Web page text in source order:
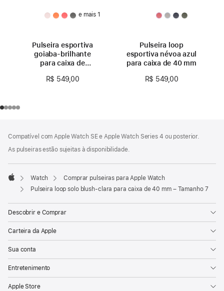
e mais 1
Pulseira esportiva
goiaba-brilhante
para caixa de
R$ 549,00
Pulseira loop
esportiva névoa azul
para caixa de 40 mm
R$ 549,00
de
rodapé
Compatível com Apple Watch SE e Apple Watch Series 4 ou posterior.
As pulseiras estão sujeitas à disponibilidade.
Apple
Watch
Comprar pulseiras para Apple Watch
Pulseira loop solo blush-clara para caixa de 40 mm – Tamanho 7
Descobrir e Comprar
Carteira da Apple
Sua conta
Entretenimento
Apple Store